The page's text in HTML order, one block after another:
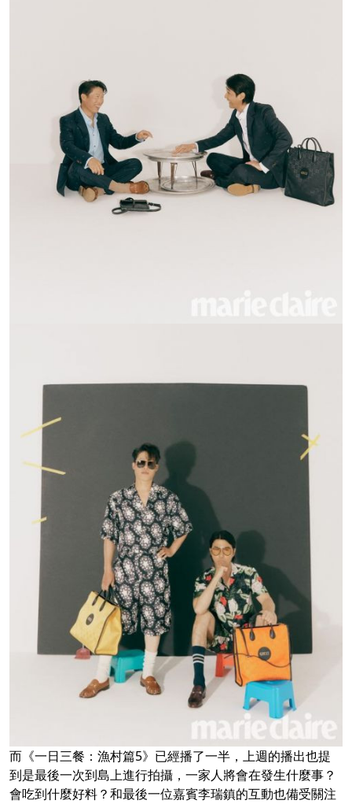
而《一日三餐：漁村篇5》已經播了一半，上週的播出也提
到是最後一次到島上進行拍攝，一家人將會在發生什麼事？
會吃到什麼好料？和最後一位嘉賓李瑞鎮的互動也備受關注